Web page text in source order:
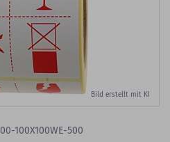
Bild erstellt mit KI
100X100WE-500